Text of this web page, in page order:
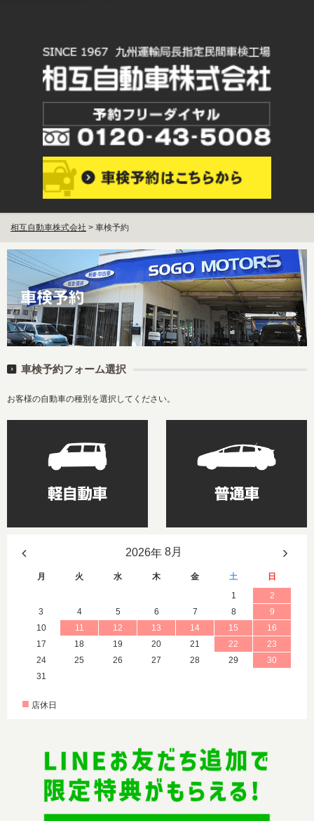
相互自動車株式会社 > 車検予約
車検予約フォーム選択
お客様の自動車の種別を選択してください。
年
月 火 水 木 金 土
日
1
2
3
4 5 6 7 8
9
10
11 12 13 14 15
16
17
18 19 20 21 22
23
24
25 26 27 28 29
30
31
■ 店休日